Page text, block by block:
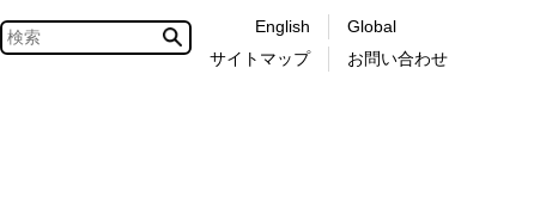
English
サイトマップ
Global
お問い合わせ